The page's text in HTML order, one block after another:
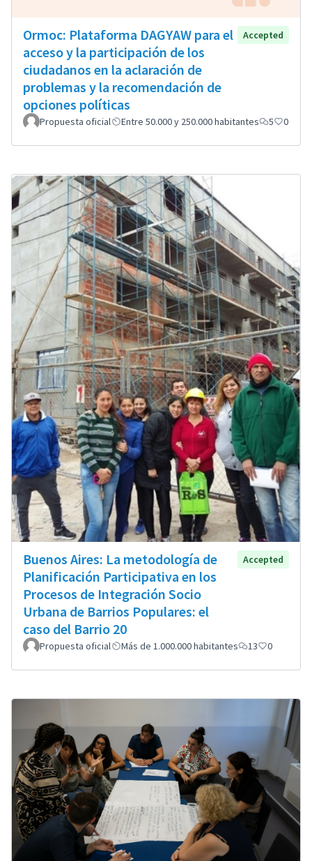
Ormoc: Plataforma DAGYAW para el
acceso y la participación de los
ciudadanos en la aclaración de
problemas y la recomendación de
opciones políticas
Accepted
Propuesta oficial Entre 50.000 y 250.000 habitantes 5 0
Buenos Aires: La metodología de
Planificación Participativa en los
Procesos de Integración Socio
Urbana de Barrios Populares: el
caso del Barrio 20
Accepted
Propuesta oficial Más de 1.000.000 habitantes 13 0